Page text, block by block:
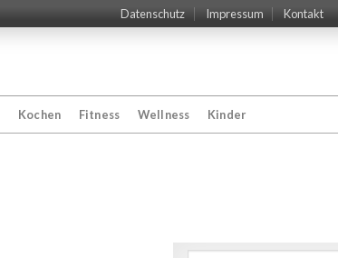
Datenschutz Impressum Kontakt
Kochen Fitness Wellness Kinder